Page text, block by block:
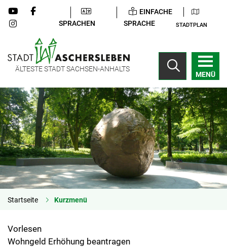
SPRACHEN
EINFACHE
SPRACHE
STADTPLAN
ÄLTESTE STADT SACHSEN-ANHALTS
MENÜ
Startseite Kurzmenü
Vorlesen
Wohngeld Erhöhung beantragen